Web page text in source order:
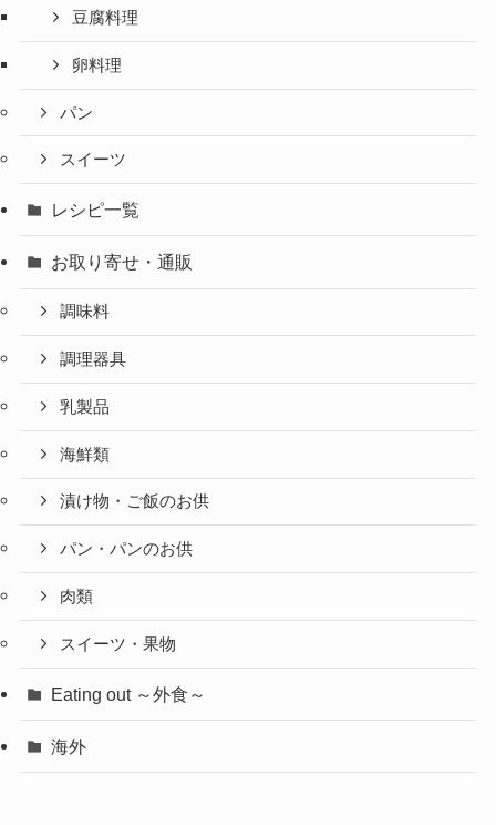
豆腐料理
卵料理
パン
スイーツ
レシピ一覧
お取り寄せ・通販
調味料
調理器具
乳製品
海鮮類
漬け物・ご飯のお供
パン・パンのお供
肉類
スイーツ・果物
Eating out ～外食～
海外